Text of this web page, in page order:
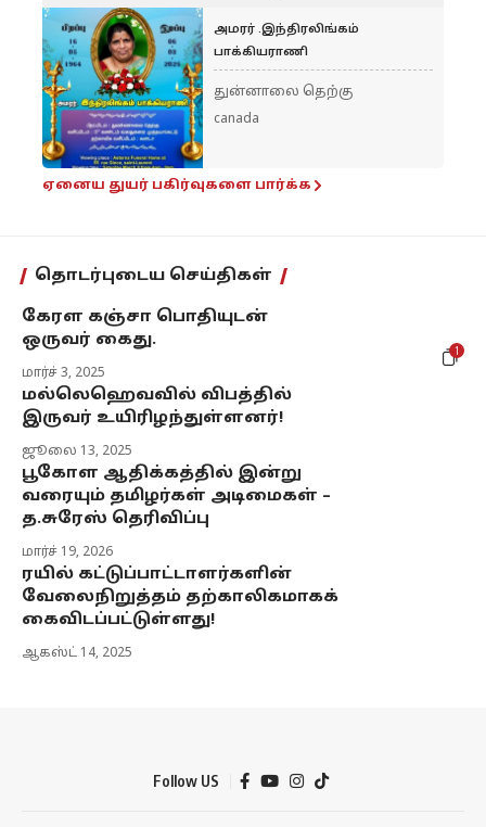
அமரர் .இந்திரலிங்கம்
பாக்கியராணி
துன்னாலை தெற்கு
canada
ஏனைய துயர் பகிர்வுகளை பார்க்க
தொடர்புடைய செய்திகள்
1
கேரள கஞ்சா பொதியுடன்
ஒருவர் கைது.
மார்ச் 3, 2025
மல்லெஹெவவில் விபத்தில்
இருவர் உயிரிழந்துள்ளனர்!
ஜூலை 13, 2025
பூகோள ஆதிக்கத்தில் இன்று
வரையும் தமிழர்கள் அடிமைகள் –
த.சுரேஸ் தெரிவிப்பு
மார்ச் 19, 2026
ரயில் கட்டுப்பாட்டாளர்களின்
வேலைநிறுத்தம் தற்காலிகமாகக்
கைவிடப்பட்டுள்ளது!
ஆகஸ்ட் 14, 2025
Follow US